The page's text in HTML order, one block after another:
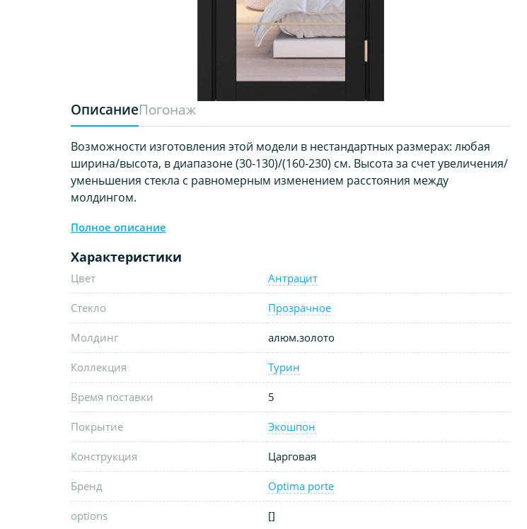
ОписаниеПогонаж
Возможности изготовления этой модели в нестандартных размерах: любая
ширина/высота, в диапазоне (30-130)/(160-230) см. Высота за счет увеличения/
уменьшения стекла с равномерным изменением расстояния между
молдингом.
Полное описание
Характеристики
Цвет Антрацит
Стекло Прозрачное
Молдинг алюм.золото
Коллекция Турин
Время поставки 5
Покрытие Экошпон
Конструкция Царговая
Бренд Optima porte
options []